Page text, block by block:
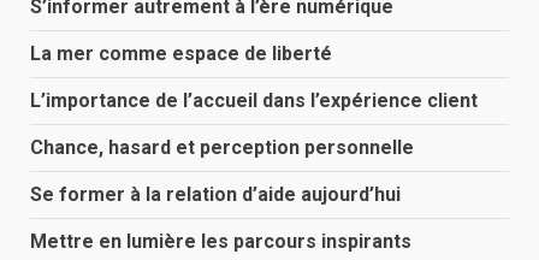
S’informer autrement à l’ère numérique
La mer comme espace de liberté
L’importance de l’accueil dans l’expérience client
Chance, hasard et perception personnelle
Se former à la relation d’aide aujourd’hui
Mettre en lumière les parcours inspirants